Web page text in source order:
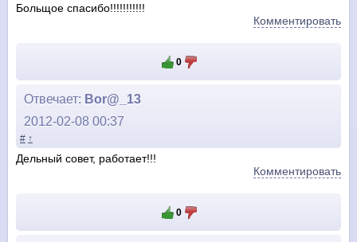
Больщое спасибо!!!!!!!!!!!
Комментировать
0
Отвечает: Bor@_13
2012-02-08 00:37
# ↑
Дельный совет, работает!!!
Комментировать
0